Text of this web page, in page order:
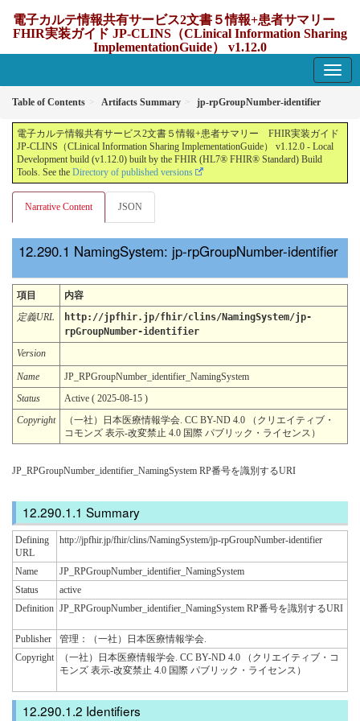
電子カルテ情報共有サービス2文書５情報+患者サマリー
FHIR実装ガイド JP-CLINS（CLinical Information Sharing
ImplementationGuide） v1.12.0
Table of Contents Artifacts Summary jp-rpGroupNumber-identifier
電子カルテ情報共有サービス2文書５情報+患者サマリー FHIR実装ガイド
JP-CLINS（CLinical Information Sharing ImplementationGuide） v1.12.0 - Local
Development build (v1.12.0) built by the FHIR (HL7® FHIR® Standard) Build
Tools. See the Directory of published versions
Narrative Content JSON
NamingSystem: jp-rpGroupNumber-identifier
項目
内容
定義URL
http://jpfhir.jp/fhir/clins/NamingSystem/jp-
rpGroupNumber-identifier
Version
Name
JP_RPGroupNumber_identifier_NamingSystem
Status
Active ( 2025-08-15 )
Copyright
（一社）日本医療情報学会. CC BY-ND 4.0 （クリエイティブ・
コモンズ 表示-改変禁止 4.0 国際 パブリック・ライセンス）
JP_RPGroupNumber_identifier_NamingSystem RP番号を識別するURI
Summary
Defining
URL
http://jpfhir.jp/fhir/clins/NamingSystem/jp-rpGroupNumber-identifier
Name
JP_RPGroupNumber_identifier_NamingSystem
Status
active
Definition JP_RPGroupNumber_identifier_NamingSystem RP番号を識別するURI
Publisher
管理：（一社）日本医療情報学会.
Copyright
（一社）日本医療情報学会. CC BY-ND 4.0 （クリエイティブ・コ
モンズ 表示-改変禁止 4.0 国際 パブリック・ライセンス）
Identifiers